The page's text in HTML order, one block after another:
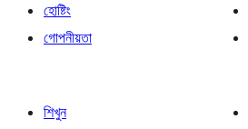
হোষ্টিং
গোপনীয়তা
শিখুন